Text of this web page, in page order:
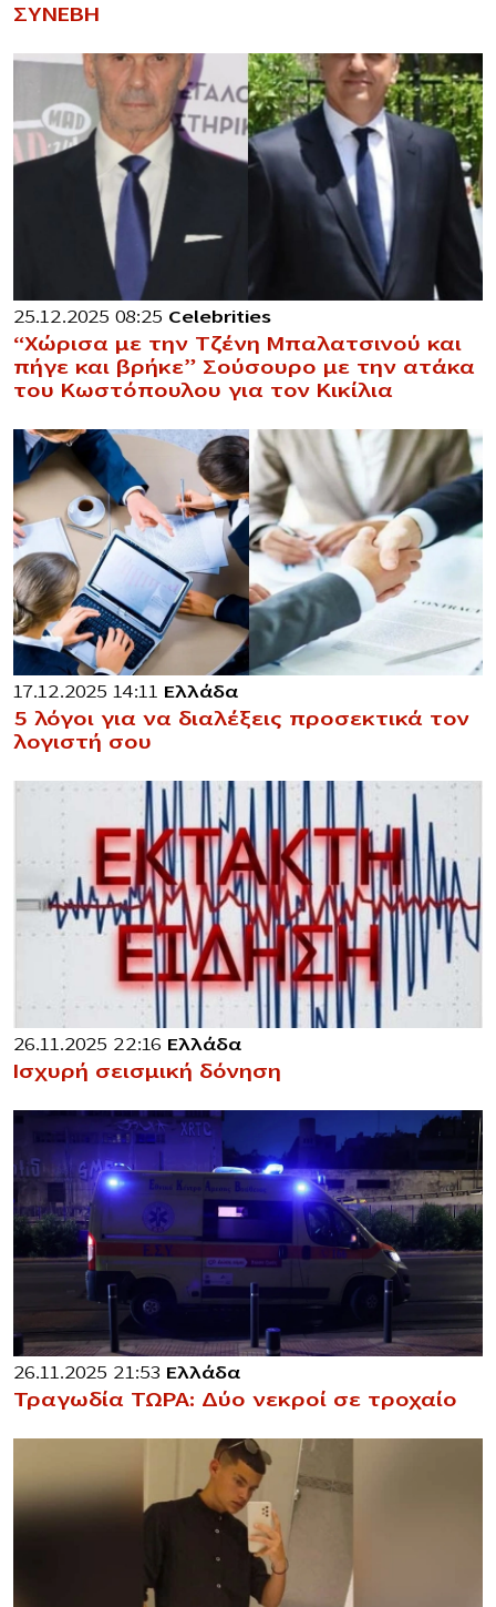
ΣΥΝΕΒΗ
25.12.2025 08:25 Celebrities
“Χώρισα με την Τζένη Μπαλατσινού και
πήγε και βρήκε” Σούσουρο με την ατάκα
του Κωστόπουλου για τον Κικίλια
17.12.2025 14:11 Ελλάδα
5 λόγοι για να διαλέξεις προσεκτικά τον
λογιστή σου
26.11.2025 22:16 Ελλάδα
Ισχυρή σεισμική δόνηση
26.11.2025 21:53 Ελλάδα
Τραγωδία ΤΩΡΑ: Δύο νεκροί σε τροχαίο